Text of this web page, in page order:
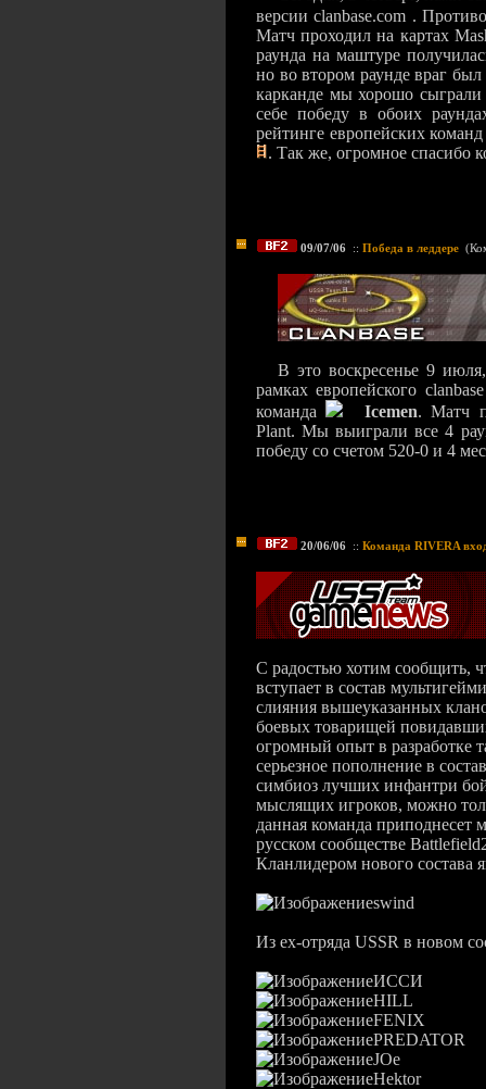
версии clanbase.com .
Матч проходил на картах
раунда на маштуре
но во втором раунде враг
карканде мы хорошо
себе победу в обоих
рейтинге европейских
. Так же, огромное спасибо
09/07/06 :: Победа в леддере (
В это воскресенье 9
рамках европейского
команда
Icemen. Матч
Plant. Мы выиграли все 4
победу со счетом 520-0 и 4
20/06/06 :: Команда RIVERA
С радостью хотим сообщить,
вступает в состав
слияния вышеуказанных
боевых товарищей
огромный опыт в разработке
серьезное пополнение в
симбиоз лучших инфантри
мыслящих игроков, можно
данная команда
русском сообществе
Кланлидером нового состава
swind
Из ех-отряда USSR в новом
ИССИ
HILL
FENIX
PREDATOR
JOe
Hektor